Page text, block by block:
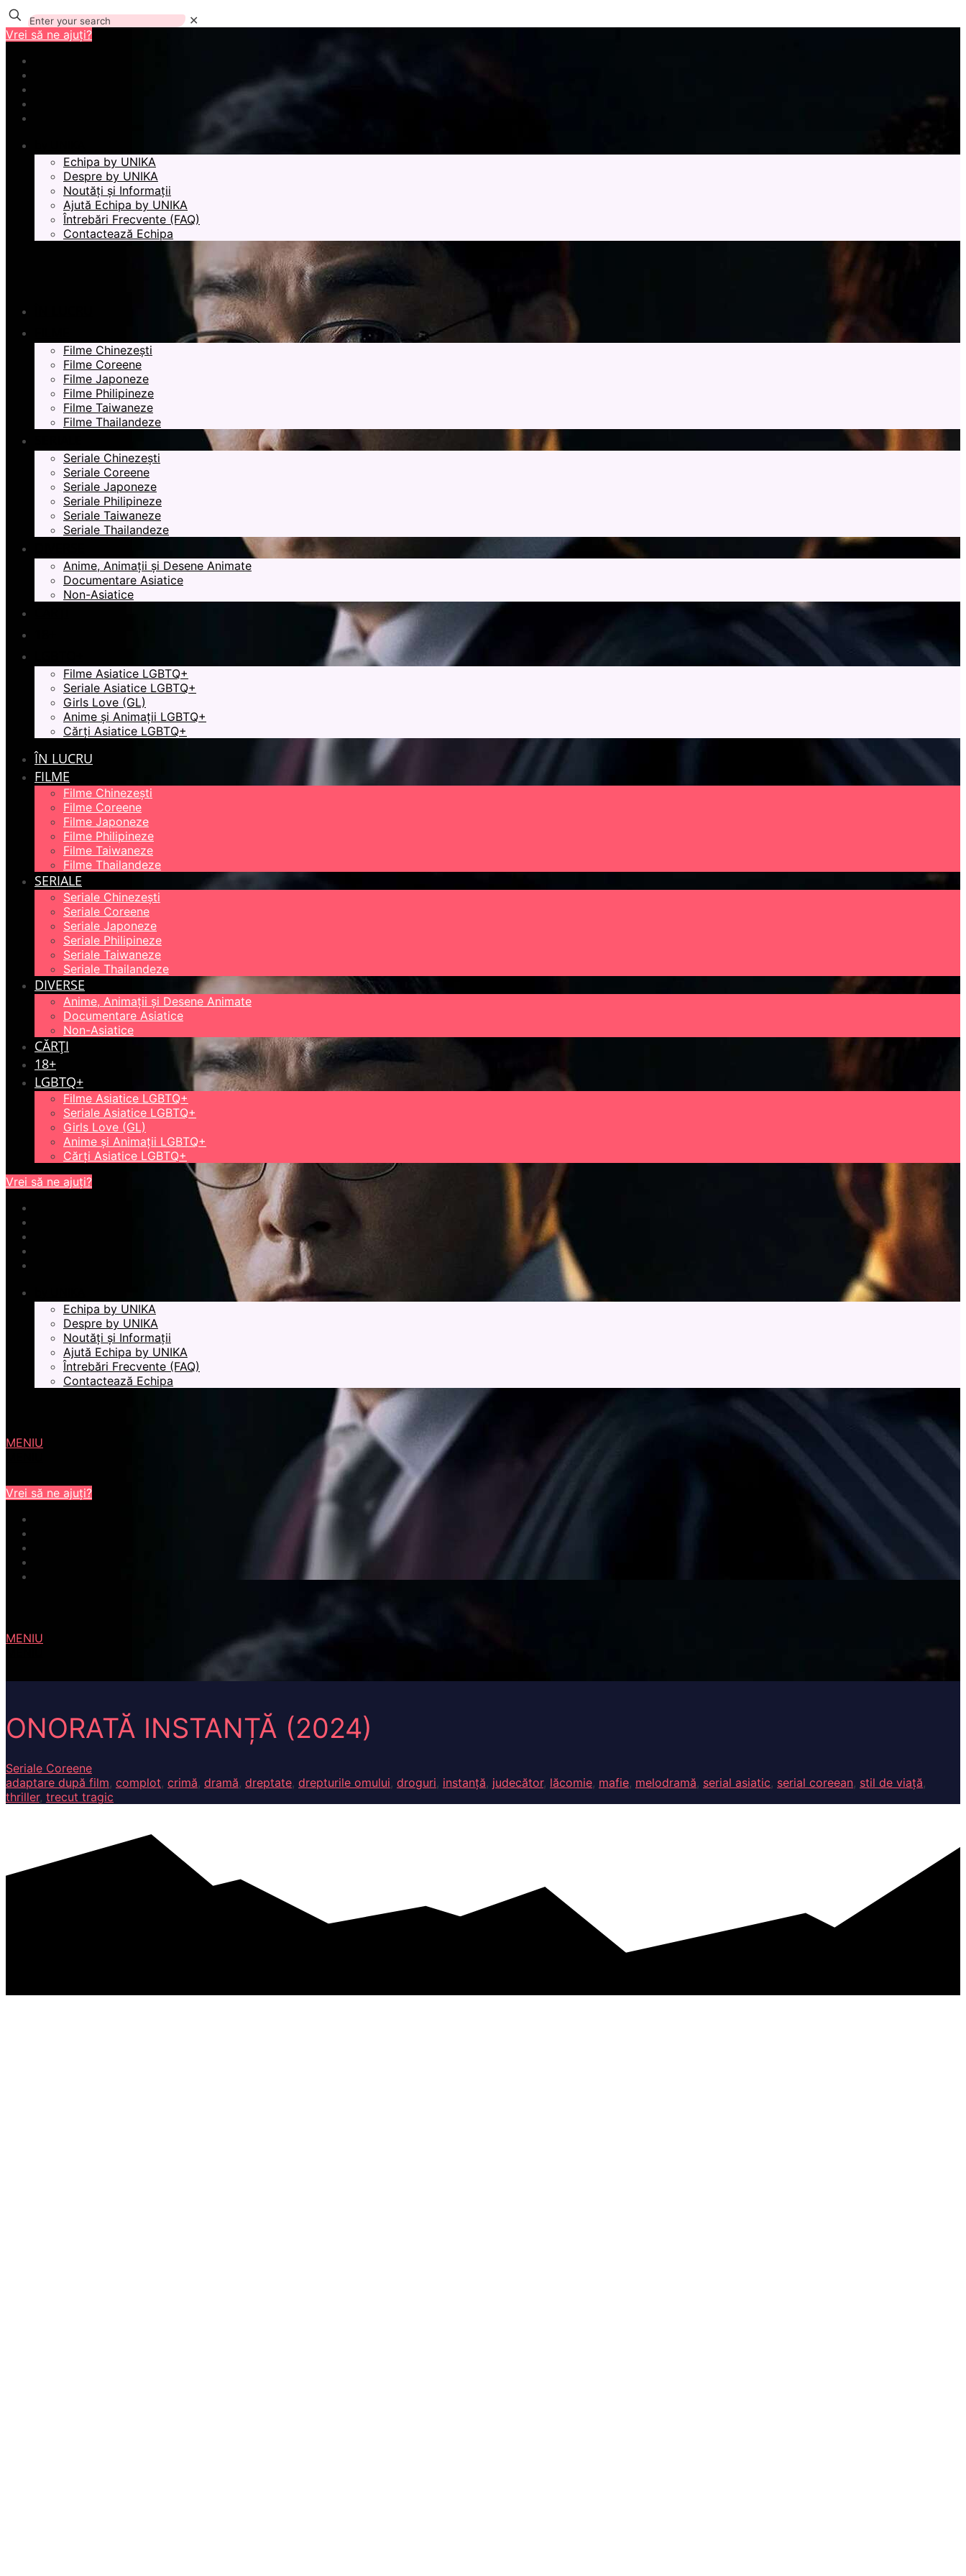
✕
Vrei să ne ajuți?
Echipa by UNIKA
Despre by UNIKA
Noutăți și Informații
Ajută Echipa by UNIKA
Întrebări Frecvente (FAQ)
Contactează Echipa
Filme Chinezești
Filme Coreene
Filme Japoneze
Filme Philipineze
Filme Taiwaneze
Filme Thailandeze
Seriale Chinezești
Seriale Coreene
Seriale Japoneze
Seriale Philipineze
Seriale Taiwaneze
Seriale Thailandeze
Anime, Animații și Desene Animate
Documentare Asiatice
Non-Asiatice
Filme Asiatice LGBTQ+
Seriale Asiatice LGBTQ+
Girls Love (GL)
Anime și Animații LGBTQ+
Cărți Asiatice LGBTQ+
ÎN LUCRU
FILME
Filme Chinezești
Filme Coreene
Filme Japoneze
Filme Philipineze
Filme Taiwaneze
Filme Thailandeze
SERIALE
Seriale Chinezești
Seriale Coreene
Seriale Japoneze
Seriale Philipineze
Seriale Taiwaneze
Seriale Thailandeze
DIVERSE
Anime, Animații și Desene Animate
Documentare Asiatice
Non-Asiatice
CĂRȚI
18+
LGBTQ+
Filme Asiatice LGBTQ+
Seriale Asiatice LGBTQ+
Girls Love (GL)
Anime și Animații LGBTQ+
Cărți Asiatice LGBTQ+
Vrei să ne ajuți?
Echipa by UNIKA
Despre by UNIKA
Noutăți și Informații
Ajută Echipa by UNIKA
Întrebări Frecvente (FAQ)
Contactează Echipa
MENIU
Vrei să ne ajuți?
MENIU
ONORATĂ INSTANȚĂ (2024)
Seriale Coreene
adaptare după film, complot, crimă, dramă, dreptate, drepturile omului, droguri, instanță, judecător, lăcomie, mafie, melodramă, serial asiatic, serial coreean, stil de viață,
thriller, trecut tragic